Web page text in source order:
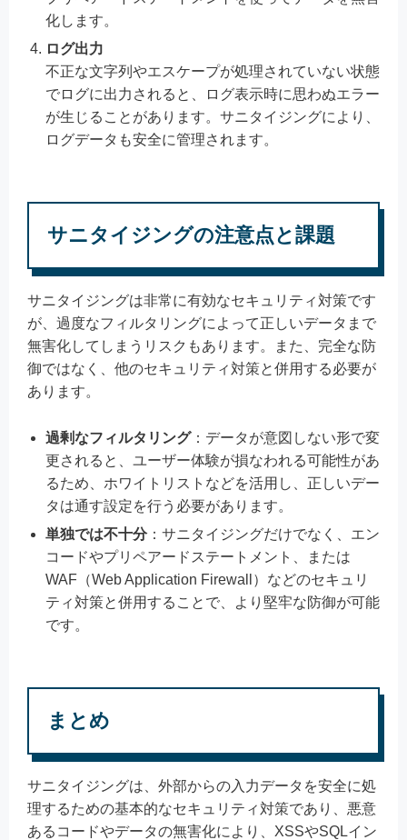
化します。
ログ出力
不正な文字列やエスケープが処理されていない状態
でログに出力されると、ログ表示時に思わぬエラー
が生じることがあります。サニタイジングにより、
ログデータも安全に管理されます。
サニタイジングの注意点と課題
サニタイジングは非常に有効なセキュリティ対策です
が、過度なフィルタリングによって正しいデータまで
無害化してしまうリスクもあります。また、完全な防
御ではなく、他のセキュリティ対策と併用する必要が
あります。
過剰なフィルタリング：データが意図しない形で変
更されると、ユーザー体験が損なわれる可能性があ
るため、ホワイトリストなどを活用し、正しいデー
タは通す設定を行う必要があります。
単独では不十分：サニタイジングだけでなく、エン
コードやプリペアードステートメント、または
WAF（Web Application Firewall）などのセキュリ
ティ対策と併用することで、より堅牢な防御が可能
です。
まとめ
サニタイジングは、外部からの入力データを安全に処
理するための基本的なセキュリティ対策であり、悪意
あるコードやデータの無害化により、XSSやSQLイン